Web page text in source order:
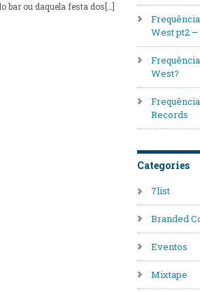
bar ou daquela festa dos[…]
West pt2
West?
Records
Categories
7list
Branded
Eventos
Mixtape